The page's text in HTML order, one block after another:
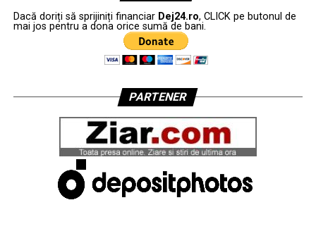
Dacă doriți să sprijiniți financiar Dej24.ro, CLICK pe butonul de
mai jos pentru a dona orice sumă de bani.
PARTENER